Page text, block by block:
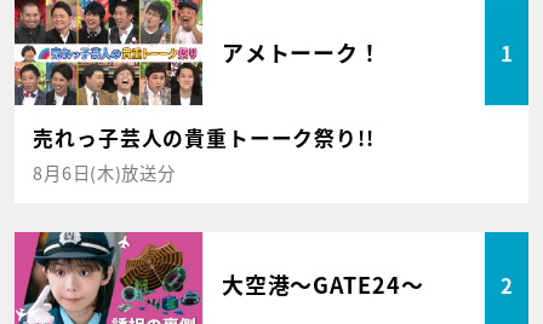
アメトーーク！ 1
売れっ子芸人の貴重トーーク祭り!!
8月6日(木)放送分
大空港～GATE24～ 2